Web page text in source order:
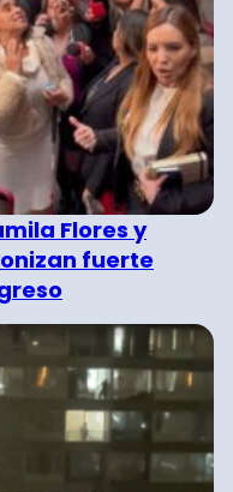
Flores y
fuerte